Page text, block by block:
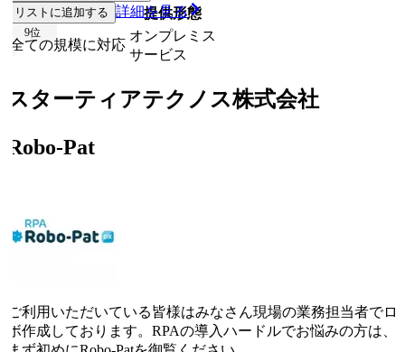
従業員規模 提供形態
ての規模に対応
オンプレミス
サービス
リストに追加する 詳細を見る
位
ターティアテクノス株式会社
Pat
利用いただいている皆様はみなさん現場の業務担当者でロ
作成しております。RPAの導入ハードルでお悩みの方は、